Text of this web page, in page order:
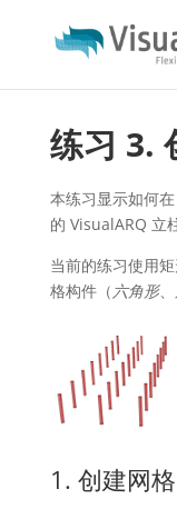
练习 3.
本练习显示如何
的 VisualARQ 立
当前的练习使用
格构件（六角形、
1. 创建网格